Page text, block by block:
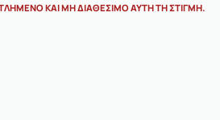
ΚΑΙ ΜΗ ΔΙΑΘΈΣΙΜΟ ΑΥΤΉ ΤΗ ΣΤΙΓΜΉ.